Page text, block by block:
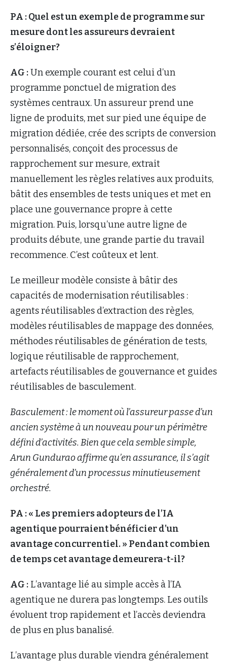
PA : Quel est un exemple de programme sur
mesure dont les assureurs devraient
s’éloigner?
AG :Un exemple courant est celui d’un
programme ponctuel de migration des
systèmes centraux. Un assureur prend une
ligne de produits, met sur pied une équipe de
migration dédiée, crée des scripts de conversion
personnalisés, conçoit des processus de
rapprochement sur mesure, extrait
manuellement les règles relatives aux produits,
bâtit des ensembles de tests uniques et met en
place une gouvernance propre à cette
migration. Puis, lorsqu’une autre ligne de
produits débute, une grande partie du travail
recommence. C’est coûteux et lent.
Le meilleur modèle consiste à bâtir des
capacités de modernisation réutilisables :
agents réutilisables d’extraction des règles,
modèles réutilisables de mappage des données,
méthodes réutilisables de génération de tests,
logique réutilisable de rapprochement,
artefacts réutilisables de gouvernance et guides
réutilisables de basculement.
Basculement : le moment où l’assureur passe d’un
ancien système à un nouveau pour un périmètre
défini d’activités. Bien que cela semble simple,
Arun Gundurao affirme qu’en assurance, il s’agit
généralement d’un processus minutieusement
orchestré.
PA : « Les premiers adopteurs de l’IA
agentique pourraient bénéficier d’un
avantage concurrentiel. » Pendant combien
de temps cet avantage demeurera-t-il?
AG : L’avantage lié au simple accès à l’IA
agentique ne durera pas longtemps. Les outils
évoluent trop rapidement et l’accès deviendra
de plus en plus banalisé.
L’avantage plus durable viendra généralement